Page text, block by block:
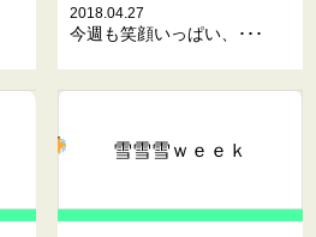
2018.04.27
今週も笑顔いっぱい、･･･
雪雪雪ｗｅｅｋ